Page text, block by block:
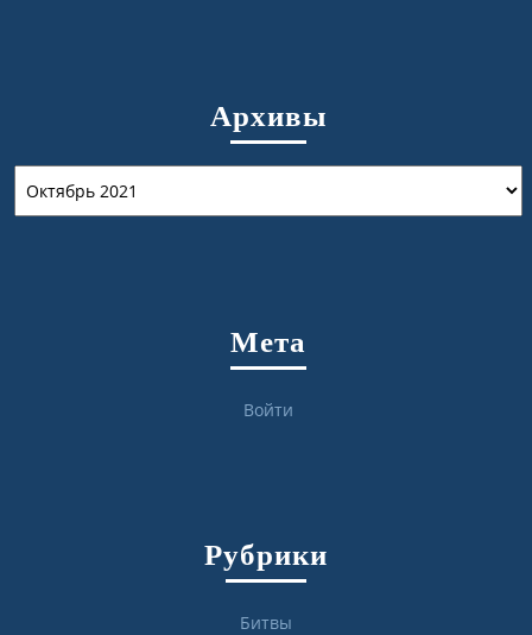
Архивы
Мета
Войти
Рубрики
Битвы